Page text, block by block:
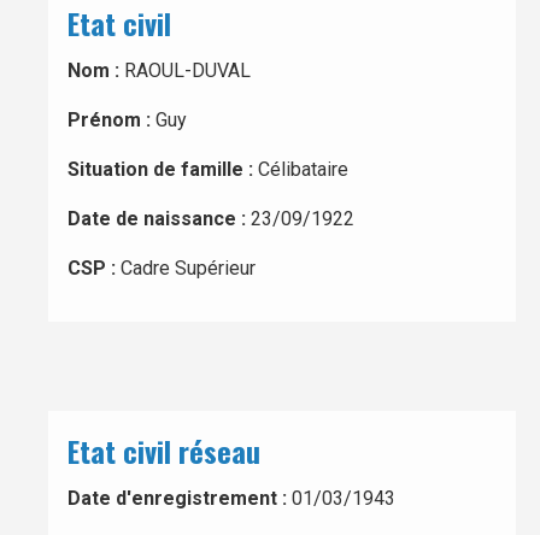
Etat civil
Nom : RAOUL-DUVAL
Prénom : Guy
Situation de famille : Célibataire
Date de naissance : 23/09/1922
CSP : Cadre Supérieur
Etat civil réseau
Date d'enregistrement : 01/03/1943